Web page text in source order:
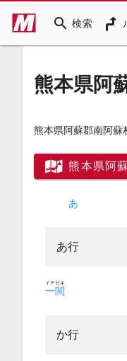
search 検索
熊本県阿
熊本県阿蘇郡南阿蘇
熊本県阿
あ
あ行
一関
イチゼキ
か行